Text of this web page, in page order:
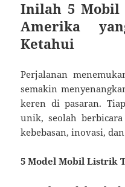
Inilah 5
Amerika
Ketahui
Perjalanan
semakin
keren di pasaran.
unik, seolah
kebebasan, inovasi,
5 Model Mobil Listrik